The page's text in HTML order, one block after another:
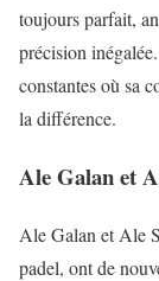
toujours parfait,
précision
constantes où sa
la différence.
Ale Galan et
Ale Galan et Ale
padel, ont de